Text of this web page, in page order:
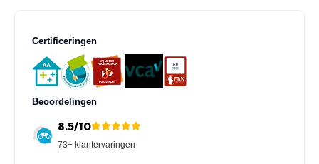
Certificeringen
Beoordelingen
8.5/10
73+ klantervaringen